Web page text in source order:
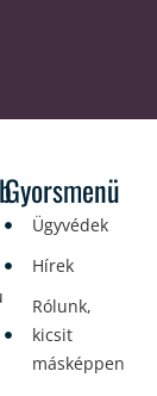
Gyorsmenü
Ügyvédek
Hírek
Rólunk,
kicsit
másképpen